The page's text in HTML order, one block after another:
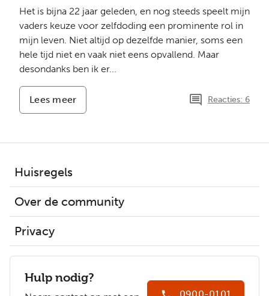
Het is bijna 22 jaar geleden, en nog steeds speelt mijn
vaders keuze voor zelfdoding een prominente rol in
mijn leven. Niet altijd op dezelfde manier, soms een
hele tijd niet en vaak niet eens opvallend. Maar
desondanks ben ik er...
Lees meer
Een
na
overlijden
van
vader
Reacties: 6
Huisregels
Over de community
Privacy
Hulp nodig?